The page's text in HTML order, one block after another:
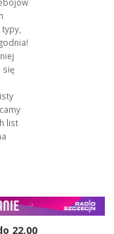
się
list
22.00